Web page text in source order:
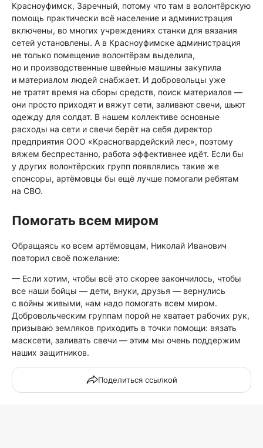
Красноуфимск, Заречный, потому что там в волонтёрскую
помощь практически всё население и администрация
включены, во многих учреждениях станки для вязания
сетей установлены. А в Красноуфимске администрация
не только помещение волонтёрам выделила,
но и производственные швейные машины закупила
и материалом людей снабжает. И добровольцы уже
не тратят время на сборы средств, поиск материалов —
они просто приходят и вяжут сети, заливают свечи, шьют
одежду для солдат. В нашем коллективе основные
расходы на сети и свечи берёт на себя директор
предприятия ООО «Красногвардейский лес», поэтому
вяжем беспрестанно, работа эффективнее идёт. Если бы
у других волонтёрских групп появлялись такие же
спонсоры, артёмовцы бы ещё лучше помогали ребятам
на СВО.
Помогать всем миром
Обращаясь ко всем артёмовцам, Николай Иванович
повторил своё пожелание:
— Если хотим, чтобы всё это скорее закончилось, чтобы
все наши бойцы — дети, внуки, друзья — вернулись
с войны живыми, нам надо помогать всем миром.
Добровольческим группам порой не хватает рабочих рук,
призываю земляков приходить в точки помощи: вязать
масксети, заливать свечи — этим мы очень поддержим
наших защитников.
Поделиться ссылкой